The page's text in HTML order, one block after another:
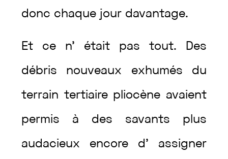
donc chaque jour davantage.
Et ce n’ était pas tout. Des
débris nouveaux exhumés du
terrain tertiaire pliocène avaient
permis à des savants plus
audacieux encore d’ assigner